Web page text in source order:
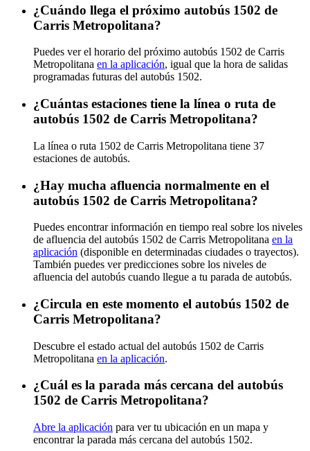
¿Cuándo llega el próximo autobús 1502 de
Carris Metropolitana?
Puedes ver el horario del próximo autobús 1502 de Carris
Metropolitana en la aplicación, igual que la hora de salidas
programadas futuras del autobús 1502.
¿Cuántas estaciones tiene la línea o ruta de
autobús 1502 de Carris Metropolitana?
La línea o ruta 1502 de Carris Metropolitana tiene 37
estaciones de autobús.
¿Hay mucha afluencia normalmente en el
autobús 1502 de Carris Metropolitana?
Puedes encontrar información en tiempo real sobre los niveles
de afluencia del autobús 1502 de Carris Metropolitana en la
aplicación (disponible en determinadas ciudades o trayectos).
También puedes ver predicciones sobre los niveles de
afluencia del autobús cuando llegue a tu parada de autobús.
¿Circula en este momento el autobús 1502 de
Carris Metropolitana?
Descubre el estado actual del autobús 1502 de Carris
Metropolitana en la aplicación.
¿Cuál es la parada más cercana del autobús
1502 de Carris Metropolitana?
Abre la aplicación para ver tu ubicación en un mapa y
encontrar la parada más cercana del autobús 1502.